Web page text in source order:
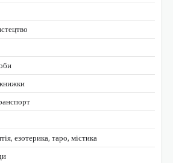
езотерика, таро, містика